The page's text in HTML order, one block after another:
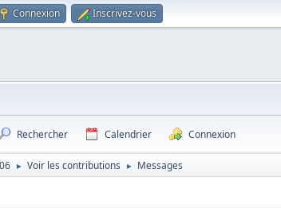
Connexion Inscrivez-vous
Rechercher Calendrier Connexion
► Voir les contributions ► Messages